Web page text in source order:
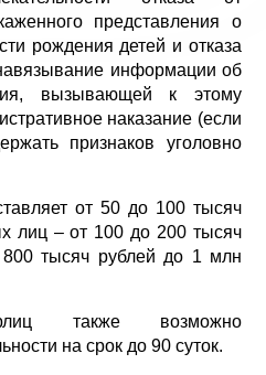
представления о
рождения детей и отказа
информации об
вызывающей к этому
наказание (если
признаков уголовно
от 50 до 100 тысяч
лиц – от 100 до 200 тысяч
тысяч рублей до 1 млн
также возможно
на срок до 90 суток.